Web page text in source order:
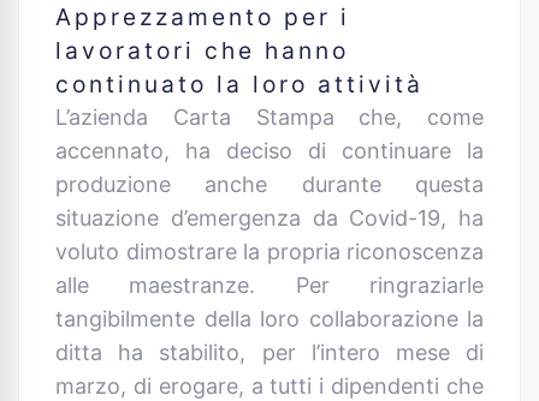
Apprezzamento per i
lavoratori che hanno
continuato la loro attività
L’azienda Carta Stampa che, come
accennato, ha deciso di continuare la
produzione anche durante questa
situazione d’emergenza da Covid-19, ha
voluto dimostrare la propria riconoscenza
alle maestranze. Per ringraziarle
tangibilmente della loro collaborazione la
ditta ha stabilito, per l’intero mese di
marzo, di erogare, a tutti i dipendenti che